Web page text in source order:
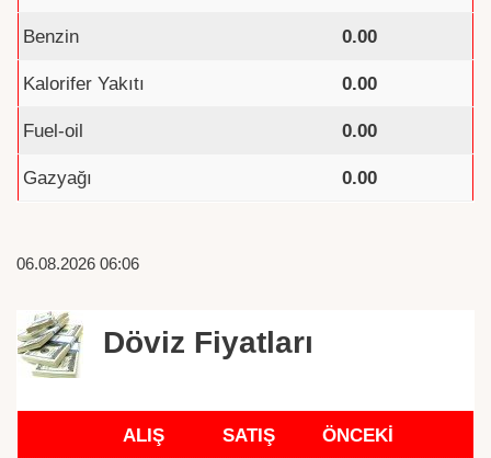
Benzin 0.00
Kalorifer Yakıtı 0.00
Fuel-oil 0.00
Gazyağı 0.00
06.08.2026 06:06
Döviz Fiyatları
ALIŞ SATIŞ ÖNCEKİ